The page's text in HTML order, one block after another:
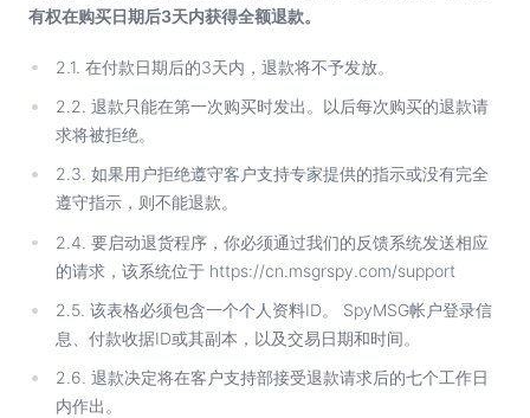
有权在购买日期后3天内获得全额退款。
2.1. 在付款日期后的3天内，退款将不予发放。
2.2. 退款只能在第一次购买时发出。以后每次购买的退款请
求将被拒绝。
2.3. 如果用户拒绝遵守客户支持专家提供的指示或没有完全
遵守指示，则不能退款。
2.4. 要启动退货程序，你必须通过我们的反馈系统发送相应
的请求，该系统位于 https://cn.msgrspy.com/support
2.5. 该表格必须包含一个个人资料ID。 SpyMSG帐户登录信
息、付款收据ID或其副本，以及交易日期和时间。
2.6. 退款决定将在客户支持部接受退款请求后的七个工作日
内作出。